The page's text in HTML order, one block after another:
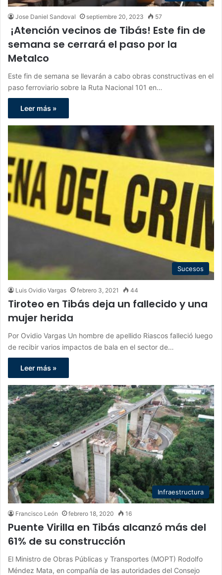
Jose Daniel Sandoval septiembre 20, 2023 57
¡Atención vecinos de Tibás! Este fin de
semana se cerrará el paso por la
Metalco
Este fin de semana se llevarán a cabo obras constructivas en el
paso ferroviario sobre la Ruta Nacional 101 en…
Leer más »
Sucesos
Luis Ovidio Vargas febrero 3, 2021 44
Tiroteo en Tibás deja un fallecido y una
mujer herida
Por Ovidio Vargas Un hombre de apellido Riascos falleció luego
de recibir varios impactos de bala en el sector de…
Leer más »
Infraestructura
Francisco León febrero 18, 2020 16
Puente Virilla en Tibás alcanzó más del
61% de su construcción
El Ministro de Obras Públicas y Transportes (MOPT) Rodolfo
Méndez Mata, en compañía de las autoridades del Consejo